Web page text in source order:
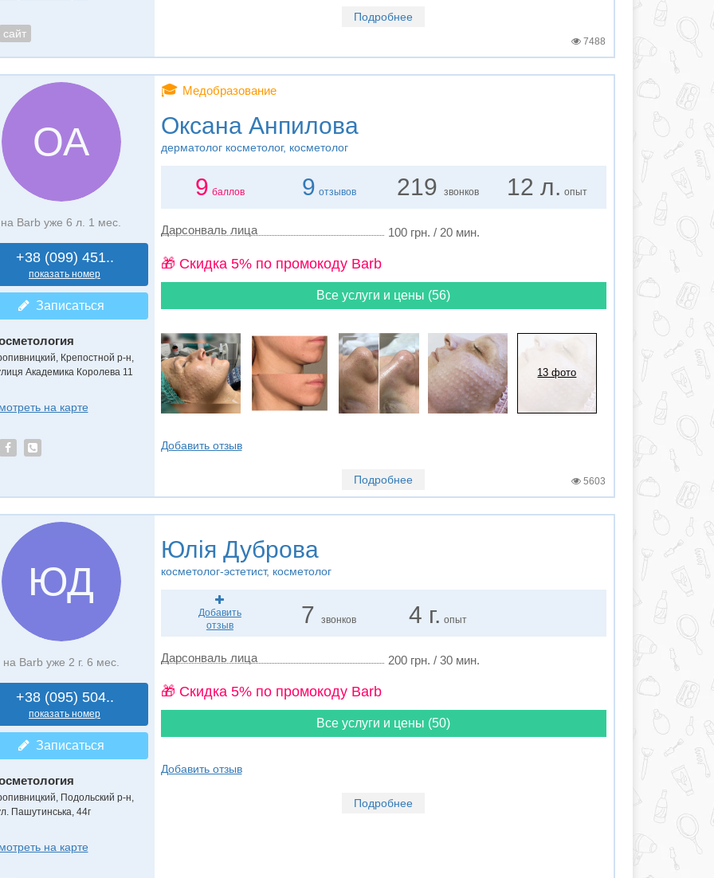
сайт
Подробнее
7488
ОА
на Barb уже 6 л. 1 мес.
+38 (099) 451..
показать номер
Записаться
Крепостной р-н,
Академика Королева 11
на карте
🎓 Медобразование
Оксана Анпилова
дерматолог косметолог, косметолог
9 баллов 9 отзывов 219 звонков 12 л. опыт
Дарсонваль лица 100 грн. / 20 мин.
🎁 Cкидка 5% по промокоду Barb
Все услуги и цены (56)
13 фото
Добавить отзыв
Подробнее 5603
ЮД
на Barb уже 2 г. 6 мес.
+38 (095) 504..
показать номер
Записаться
Подольский р-н,
Пашутинська, 44г
на карте
Юлія Дуброва
косметолог-эстетист, косметолог
Добавить
отзыв
7звонков 4 г. опыт
Дарсонваль лица 200 грн. / 30 мин.
🎁 Cкидка 5% по промокоду Barb
Все услуги и цены (50)
Добавить отзыв
Подробнее